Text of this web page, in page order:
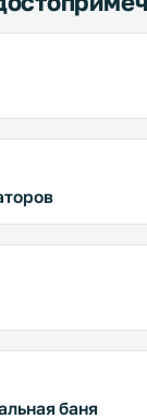
баня